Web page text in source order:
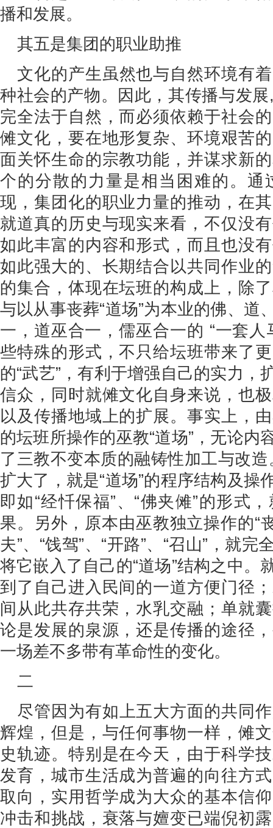
播和发展。
其五是集团的职业助推
文化的产生虽然也与自然环境有
种社会的产物。因此，其传播与发
完全法于自然，而必须依赖于社会
傩文化，要在地形复杂、环境艰苦
面关怀生命的宗教功能，并谋求新
个的分散的力量是相当困难的。通
现，集团化的职业力量的推动，在
就道真的历史与现实来看，不仅没
如此丰富的内容和形式，而且也没
如此强大的、长期结合以共同作业
的集合，体现在坛班的构成上，除
与以从事丧葬“道场”为本业的佛、道
一，道巫合一，儒巫合一的 “一套
些特殊的形式，不只给坛班带来了
的“武艺”，有利于增强自己的实力，
信众，同时就傩文化自身来说，也
以及传播地域上的扩展。事实上，
的坛班所操作的巫教“道场”，无论内
了三教不变本质的融铸性加工与改造
扩大了，就是“道场”的程序结构及操
即如“经忏保福”、“佛夹傩”的形式
果。另外，原本由巫教独立操作的“
夫”、“饯驾”、“开路”、“召山”，就
将它嵌入了自己的“道场”结构之中。
到了自己进入民间的一道方便门径
间从此共存共荣，水乳交融；单就
论是发展的泉源，还是传播的途径
一场差不多带有革命性的变化。
二
尽管因为有如上五大方面的共同
辉煌，但是，与任何事物一样，傩
史轨迹。特别是在今天，由于科学
发育，城市生活成为普遍的向往方
取向，实用哲学成为大众的基本信
冲击和挑战，衰落与嬗变已端倪初